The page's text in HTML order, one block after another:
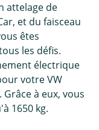
attelage de
et du faisceau
êtes
les défis.
électrique
votre VW
à eux, vous
1650 kg.